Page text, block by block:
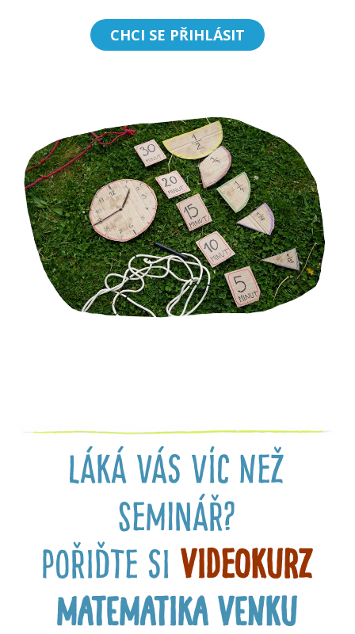
CHCI SE PŘIHLÁSIT
láká vás víc než
seminář?
pořiďte si VIDEOKURZ
matematika venku